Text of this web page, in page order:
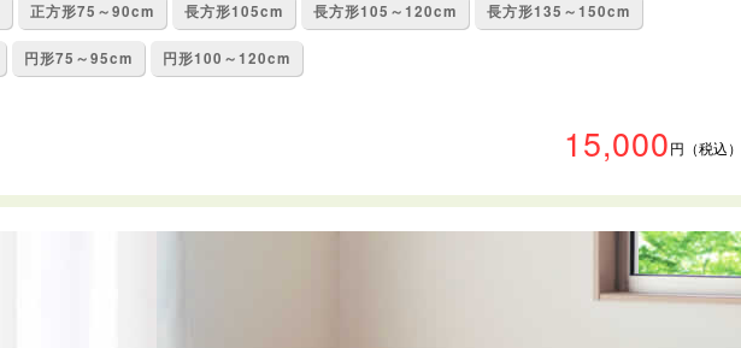
正方形75～90cm 長方形105cm 長方形105～120cm 長方形135～150cm
円形75～95cm 円形100～120cm
15,000円（税込